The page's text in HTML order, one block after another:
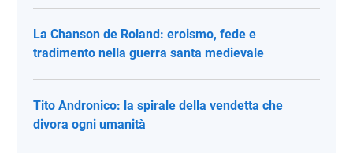
La Chanson de Roland: eroismo, fede e
tradimento nella guerra santa medievale
Tito Andronico: la spirale della vendetta che
divora ogni umanità